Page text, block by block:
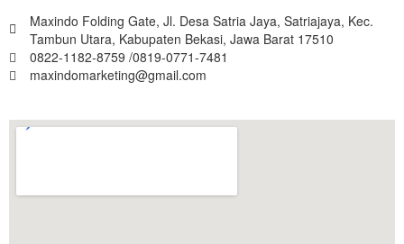
Maxindo Folding Gate, Jl. Desa Satria Jaya, Satriajaya, Kec.
Tambun Utara, Kabupaten Bekasi, Jawa Barat 17510
0822-1182-8759 /0819-0771-7481
maxindomarketing@gmail.com